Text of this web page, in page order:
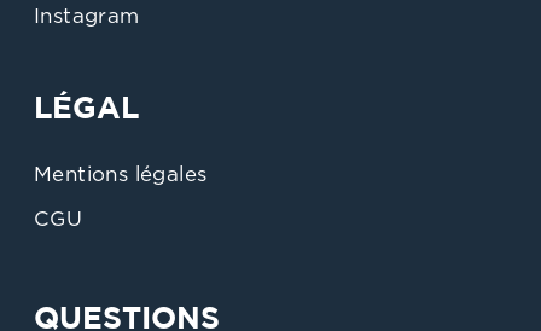
Instagram
LÉGAL
Mentions légales
CGU
QUESTIONS